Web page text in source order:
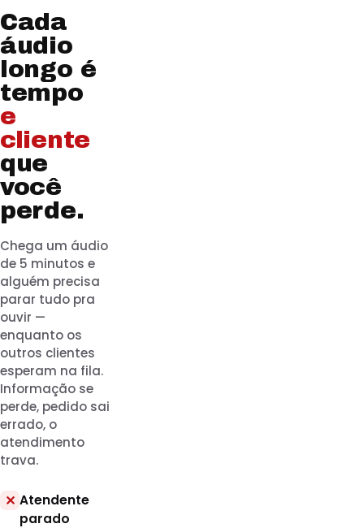
Cada
áudio
longo é
tempo
e
cliente
que
você
perde.
Chega um áudio
de 5 minutos e
alguém precisa
parar tudo pra
ouvir —
enquanto os
outros clientes
esperam na fila.
Informação se
perde, pedido sai
errado, o
atendimento
trava.
✕ Atendente
parado